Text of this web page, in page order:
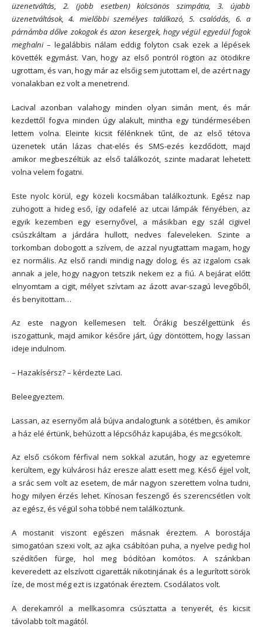
üzenetváltás, 2. (jobb esetben) kölcsönös szimpátia, 3. újabb
üzenetváltások, 4. mielőbbi személyes találkozó, 5. csalódás, 6. a
párnámba dőlve zokogok és azon kesergek, hogy végül egyedül fogok
meghalni– legalábbis nálam eddig folyton csak ezek a lépések
követték egymást. Van, hogy az első pontról rögtön az ötödikre
ugrottam, és van, hogy már az elsőig sem jutottam el, de azért nagy
vonalakban ez volt a menetrend.
Lacival azonban valahogy minden olyan simán ment, és már
kezdettől fogva minden úgy alakult, mintha egy tündérmesében
lettem volna. Eleinte kicsit félénknek tűnt, de az első tétova
üzenetek után lázas chat-elés és SMS-ezés kezdődött, majd
amikor megbeszéltük az első találkozót, szinte madarat lehetett
volna velem fogatni.
Este nyolc körül, egy közeli kocsmában találkoztunk. Egész nap
zuhogott a hideg eső, így odafelé az utcai lámpák fényében, az
egyik kezemben egy esernyővel, a másikban egy szál cigivel
csúszkáltam a járdára hullott, nedves faleveleken. Szinte a
torkomban dobogott a szívem, de azzal nyugtattam magam, hogy
ez normális. Az első randi mindig nagy dolog, és az izgalom csak
annak a jele, hogy nagyon tetszik nekem ez a fiú. A bejárat előtt
elnyomtam a cigit, mélyet szívtam az ázott avar-szagú levegőből,
és benyitottam…
Az este nagyon kellemesen telt. Órákig beszélgettünk és
iszogattunk, majd amikor későre járt, úgy döntöttem, hogy lassan
ideje indulnom.
– Hazakísérsz? – kérdezte Laci.
Beleegyeztem.
Lassan, az esernyőm alá bújva andalogtunk a sötétben, és amikor
a ház elé értünk, behúzott a lépcsőház kapujába, és megcsókolt.
Az első csókom férfival nem sokkal azután, hogy az egyetemre
kerültem, egy külvárosi ház eresze alatt esett meg. Késő éjjel volt,
a srác sem volt az esetem, de már nagyon szerettem volna tudni,
hogy milyen érzés lehet. Kínosan feszengő és szerencsétlen volt
az egész, és végül soha többé nem találkoztunk.
A mostanit viszont egészen másnak éreztem. A borostája
simogatóan szexi volt, az ajka csábítóan puha, a nyelve pedig hol
szédítően fürge, hol meg bódítóan komótos. A szánkban
keveredett az elszívott cigaretták nikotinjának és a legurított sörök
íze, de most még ezt is izgatónak éreztem. Csodálatos volt.
A derekamról a mellkasomra csúsztatta a tenyerét, és kicsit
távolabb tolt magától.